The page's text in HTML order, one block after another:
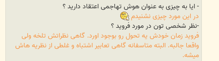
- ایا به چیزی به عنوان هوش تهاجمی اعتقاد دارید ؟
در این مورد چیزی نشنیدم
-نظر شخصی تون در مورد فروید ؟
فروید زمان خودش یه تحول رو بوجود اورد. گاهی نظراتش تلخه ولی
واقعا جالبه. البته متاسفانه گاهی تعابیر اشتباه و غلطی از نظریه هاش
میشه.